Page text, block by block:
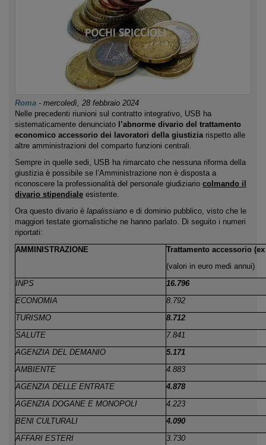
Roma - mercoledì, 28 febbraio 2024
Nelle precedenti riunioni sul contratto integrativo, USB ha
sistematicamente denunciato l’abnorme divario del trattamento
economico accessorio dei lavoratori della giustiziarispetto alle
altre amministrazioni del comparto funzioni centrali.
Sempre in quelle sedi, USB ha rimarcato che nessuna riforma della
giustizia è possibile se l’Amministrazione non è disposta a
riconoscere la professionalità del personale giudiziario colmando il
divario stipendiale esistente.
Ora questo divario è lapalissiano e di dominio pubblico, visto che le
maggiori testate giornalistiche ne hanno parlato. Di seguito i numeri
riportati:
AMMINISTRAZIONE
Trattamento accessorio (ex
(valori in euro medi annui)
INPS
16.796
ECONOMIA
8.792
TURISMO
8.712
SALUTE
7.841
AGENZIA DEL DEMANIO
5.171
AMBIENTE
4.883
AGENZIA DELLE ENTRATE
4.878
AGENZIA DOGANE E MONOPOLI
4.223
BENI CULTURALI
4.090
AFFARI ESTERI
3.730